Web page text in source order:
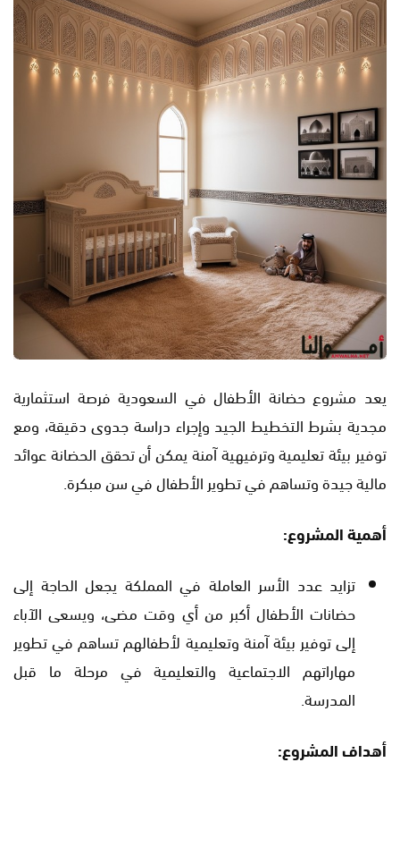
يعد مشروع حضانة الأطفال في السعودية فرصة استثمارية
مجدية بشرط التخطيط الجيد وإجراء دراسة جدوى دقيقة، ومع
توفير بيئة تعليمية وترفيهية آمنة يمكن أن تحقق الحضانة عوائد
مالية جيدة وتساهم في تطوير الأطفال في سن مبكرة.
أهمية المشروع:
تزايد عدد الأسر العاملة في المملكة يجعل الحاجة إلى
حضانات الأطفال أكبر من أي وقت مضى، ويسعى الآباء
إلى توفير بيئة آمنة وتعليمية لأطفالهم تساهم في تطوير
مهاراتهم الاجتماعية والتعليمية في مرحلة ما قبل
المدرسة.
أهداف المشروع: